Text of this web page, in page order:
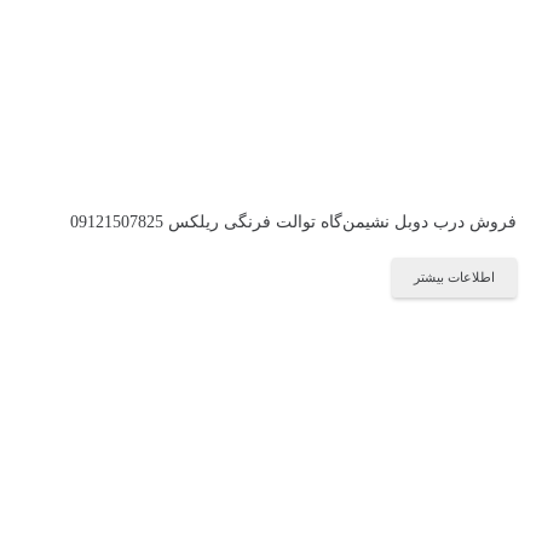
فروش درب دوبل نشیمن‌گاه توالت فرنگی ریلکس 09121507825
اطلاعات بیشتر